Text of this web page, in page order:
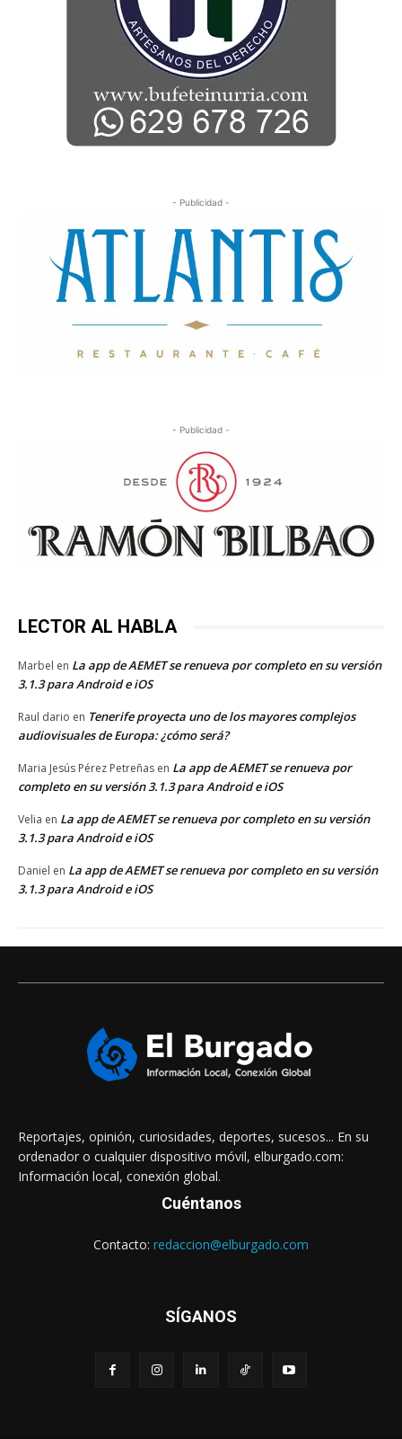
- Publicidad -
- Publicidad -
LECTOR AL HABLA
Marbel en La app de AEMET se renueva por completo en su versión
3.1.3 para Android e iOS
Raul dario en Tenerife proyecta uno de los mayores complejos
audiovisuales de Europa: ¿cómo será?
Maria Jesús Pérez Petreñas en La app de AEMET se renueva por
completo en su versión 3.1.3 para Android e iOS
Velia en La app de AEMET se renueva por completo en su versión
3.1.3 para Android e iOS
Daniel en La app de AEMET se renueva por completo en su versión
3.1.3 para Android e iOS
Reportajes, opinión, curiosidades, deportes, sucesos... En su
ordenador o cualquier dispositivo móvil, elburgado.com:
Información local, conexión global.
Cuéntanos
Contacto: redaccion@elburgado.com
SÍGANOS